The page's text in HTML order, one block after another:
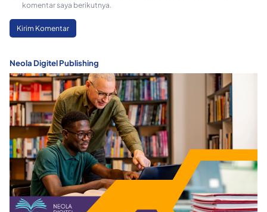
komentar saya berikutnya.
Neola Digitel Publishing